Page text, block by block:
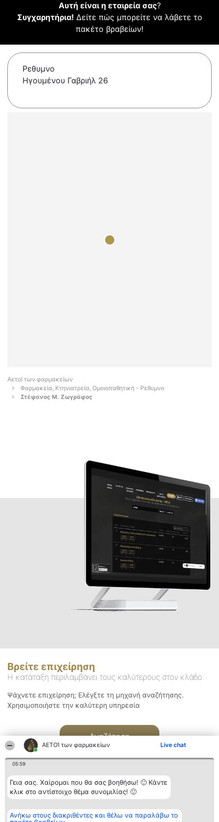
ΑΕΤΟΊ των φαρμακείων Live chat
05:59
Γεια σας. Χαίρομαι που θα σας βοηθήσω! 🙂 Κάντε
κλικ στο αντίστοιχο θέμα συνομιλίας! 🙂
Ανήκω στους διακριθέντες και θέλω να παραλάβω το
Αυτή είναι η εταιρεία σας?
Συγχαρητήρια! Δείτε πώς μπορείτε να λάβετε το
πακέτο βραβείων!
Ρεθυμνο
Ηγουμένου Γαβριήλ 26
Αετοί των φαρμακείων
Φαρμακεία, Κτηνιατρεία, Ομοιοπαθητική - Ρεθυμνο
Στέφανος Μ. Ζωγράφος
Βρείτε επιχείρηση
Η κατάταξη περιλαμβάνει τους καλύτερους στον κλάδο
Ψάχνετε επιχείρηση; Ελέγξτε τη μηχανή αναζήτησης.
Χρησιμοποιήστε την καλύτερη υπηρεσία
Αναζήτηση
Διοργανωτής της
κατάταξης
Κατάταξη
Διακριθέντες
Επικοινωνία
Επικοινωνία